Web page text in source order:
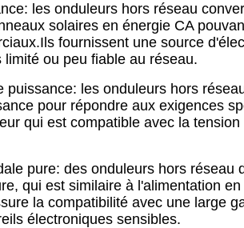
les onduleurs hors réseau
solaires en énergie CA
fournissent une source
ou peu fiable au réseau.
puissance: les onduleurs hors
pour répondre aux exigences
qui est compatible avec la
pure: des onduleurs hors réseau
qui est similaire à l'alimentation
la compatibilité avec une large
électroniques sensibles.